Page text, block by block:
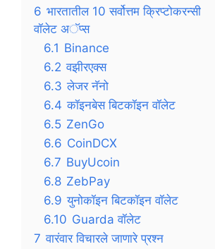
6 भारतातील 10 सर्वोत्तम क्रिप्टोकरन्सी
वॉलेट अॅप्स
6.1 Binance
6.2 वझीरएक्स
6.3 लेजर नॅनो
6.4 कॉइनबेस बिटकॉइन वॉलेट
6.5 ZenGo
6.6 CoinDCX
6.7 BuyUcoin
6.8 ZebPay
6.9 युनोकॉइन बिटकॉइन वॉलेट
6.10 Guarda वॉलेट
7 वारंवार विचारले जाणारे प्रश्न